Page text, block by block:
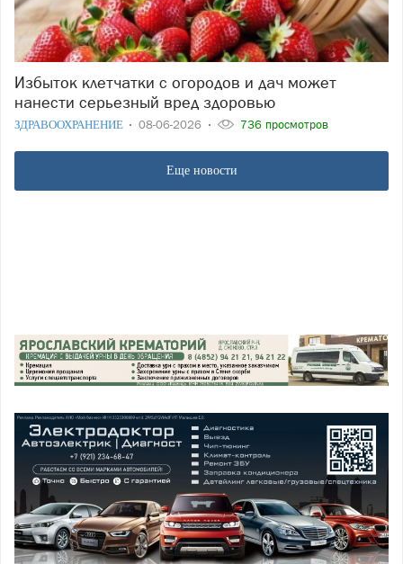
Избыток клетчатки с огородов и дач может
нанести серьезный вред здоровью
ЗДРАВООХРАНЕНИЕ 08-06-2026 736 просмотров
Еще новости